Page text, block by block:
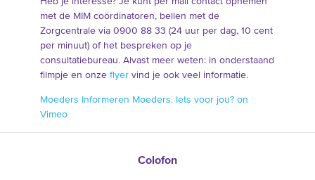
met de MIM coördinatoren, bellen met de
Zorgcentrale via 0900 88 33 (24 uur per dag, 10 cent
per minuut) of het bespreken op je
consultatiebureau. Alvast meer weten: in onderstaand
filmpje en onzeflyer vind je ook veel informatie.
Moeders Informeren Moeders. Iets voor jou? on
Vimeo
Colofon